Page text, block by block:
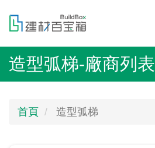
內
容造型弧梯-廠商列表
首頁 造型弧梯